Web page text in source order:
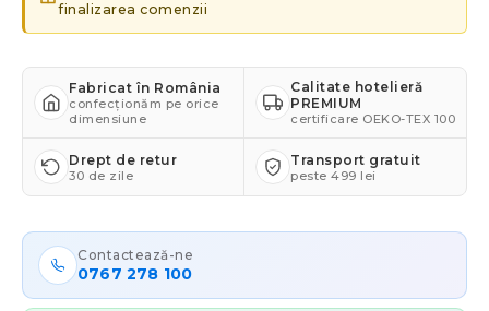
finalizarea comenzii
Fabricat în România
confecționăm pe orice
dimensiune
Calitate hotelieră
PREMIUM
certificare OEKO-TEX 100
Drept de retur
30 de zile
Transport gratuit
peste 499 lei
Contactează-ne
0767 278 100